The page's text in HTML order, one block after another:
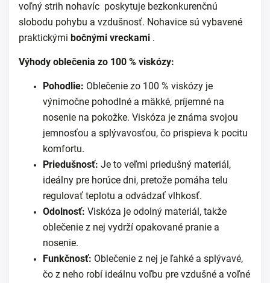
voľný strih nohavíc poskytuje bezkonkurenčnú
slobodu pohybu a vzdušnosť. Nohavice sú vybavené
praktickými bočnými vreckami .
Výhody oblečenia zo 100 % viskózy:
Pohodlie: Oblečenie zo 100 % viskózy je
výnimočne pohodlné a mäkké, príjemné na
nosenie na pokožke. Viskóza je známa svojou
jemnosťou a splývavosťou, čo prispieva k pocitu
komfortu.
Priedušnosť: Je to veľmi priedušný materiál,
ideálny pre horúce dni, pretože pomáha telu
regulovať teplotu a odvádzať vlhkosť.
Odolnosť: Viskóza je odolný materiál, takže
oblečenie z nej vydrží opakované pranie a
nosenie.
Funkčnosť: Oblečenie z nej je ľahké a splývavé,
čo z neho robí ideálnu voľbu pre vzdušné a voľné